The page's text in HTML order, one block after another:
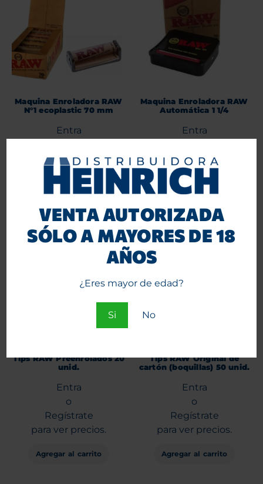
VENTA AUTORIZADA
SÓLO A MAYORES DE 18
AÑOS
¿Eres mayor de edad?
Si No
Maquina Enroladora RAW
N°1 ecoplastic 70 mm
Entra
Regístrate
para ver precios.
Agregar al carrito
Maquina Enroladora RAW
Automática 1 1/4
Entra
Regístrate
para ver precios.
Agregar al carrito
Tips RAW Preenrolados 20
unid.
Entra
o
Regístrate
para ver precios.
Agregar al carrito
Tips RAW Original de
cartón (boquillas) 50 unid.
Entra
o
Regístrate
para ver precios.
Agregar al carrito